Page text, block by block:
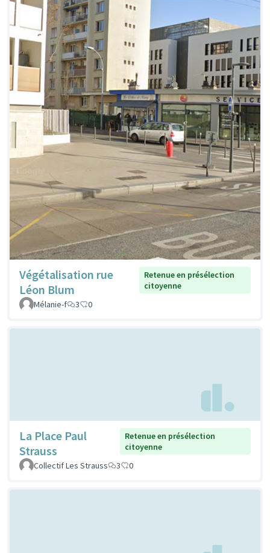
Végétalisation rue
Léon Blum
Retenue en présélection
citoyenne
Mélanie-f
3 0
La Place Paul
Strauss
Retenue en présélection
citoyenne
Collectif Les Strauss
3 0